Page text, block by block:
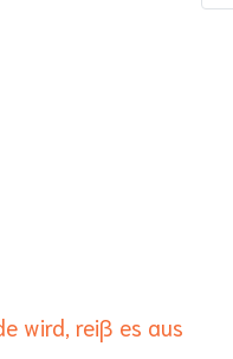
wird, reiß es aus